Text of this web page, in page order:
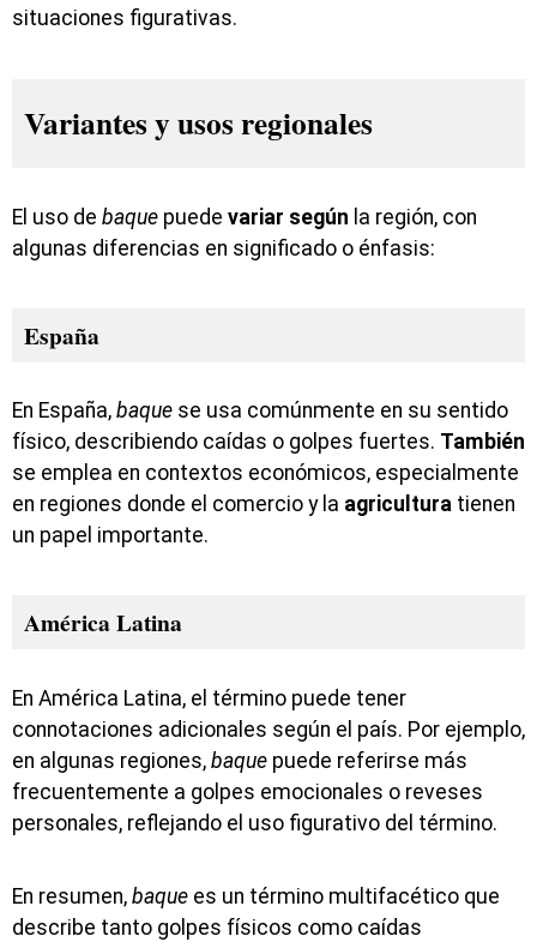
situaciones figurativas.
Variantes y usos regionales
El uso de baque puede variar según la región, con
algunas diferencias en significado o énfasis:
España
En España, baque se usa comúnmente en su sentido
físico, describiendo caídas o golpes fuertes. También
se emplea en contextos económicos, especialmente
en regiones donde el comercio y la agricultura tienen
un papel importante.
América Latina
En América Latina, el término puede tener
connotaciones adicionales según el país. Por ejemplo,
en algunas regiones, baque puede referirse más
frecuentemente a golpes emocionales o reveses
personales, reflejando el uso figurativo del término.
En resumen, baque es un término multifacético que
describe tanto golpes físicos como caídas